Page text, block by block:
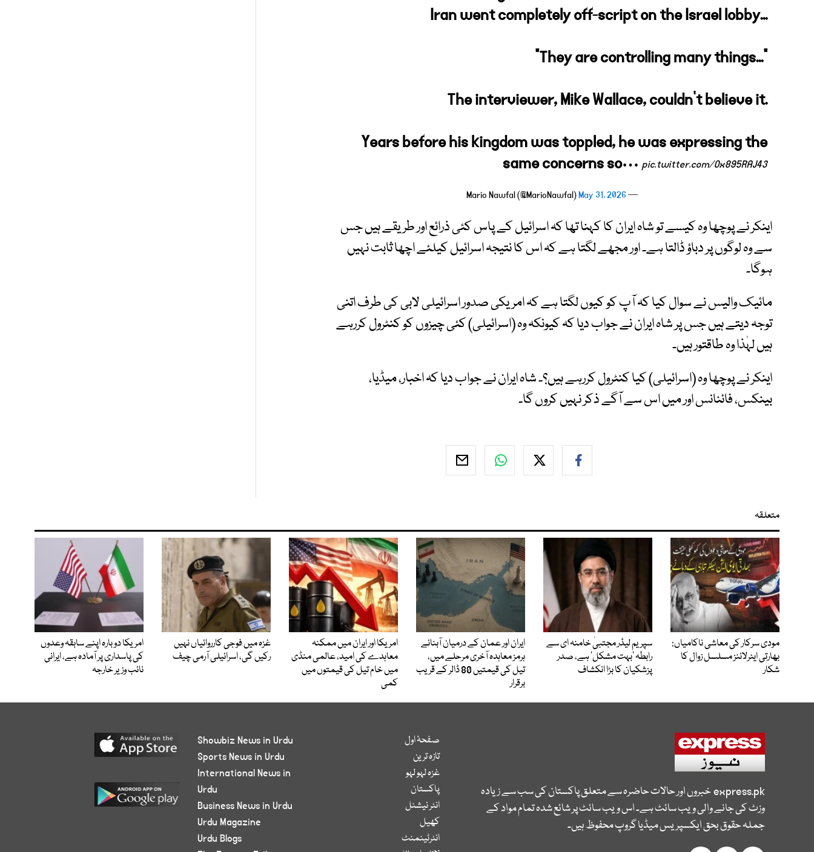
Iran went completely off-script on the Israel lobby...
"They are controlling many things..."
The interviewer, Mike Wallace, couldn't believe it.
Years before his kingdom was toppled, he was expressing the
same concerns so…pic.twitter.com/Ox895RAJ43
— Mario Nawfal (@MarioNawfal)
May 31, 2026
اینکر نے پوچھا وہ کیسے تو شاہ ایران کا کہنا تھا کہ اسرائیل کے پاس کئی ذرائع اور طریقے ہیں جس
سے وہ لوگوں پر دباؤ ڈالتا ہے۔ اور مجھے لگتا ہے کہ اس کا نتیجہ اسرائیل کیلئے اچھا ثابت نہیں
ہوگا۔
مائیک والیس نے سوال کیا کہ آپ کو کیوں لگتا ہے کہ امریکی صدور اسرائیلی لابی کی طرف اتنی
توجہ دیتے ہیں جس پر شاہ ایران نے جواب دیا کہ کیونکہ وہ (اسرائیلی) کئی چیزوں کو کنٹرول کررہے
ہیں لہٰذا وہ طاقتور ہیں۔
اینکر نے پوچھا وہ (اسرائیلی) کیا کنٹرول کررہے ہیں؟۔ شاہ ایران نے جواب دیا کہ اخبار، میڈیا،
بینکس، فائنانس اور میں اس سے آگے ذکر نہیں کروں گا۔
متعلقہ
مودی سرکار کی معاشی ناکامیاں:
بھارتی ایئرلائنز مسلسل زوال کا
شکار
سپریم لیڈر مجتبیٰ خامنہ ای سے
رابطہ ’بہت مشکل‘ ہے، صدر
پزشکیان کا بڑا انکشاف
ایران اور عمان کے درمیان آبنائے
ہرمز معاہدہ آخری مرحلے میں،
تیل کی قیمتیں 80 ڈالر کے قریب
برقرار
امریکا اور ایران میں ممکنہ
معاہدے کی امید، عالمی منڈی
میں خام تیل کی قیمتوں میں
کمی
غزہ میں فوجی کارروائیاں نہیں
رکیں گی، اسرائیلی آرمی چیف
امریکا دوبارہ اپنے سابقہ وعدوں
کی پاسداری پر آمادہ ہے، ایرانی
نائب وزیر خارجہ
express.pkخبروں اور حالات حاضرہ سے متعلق پاکستان کی سب سے زیادہ
وزٹ کی جانے والی ویب سائٹ ہے۔ اس ویب سائٹ پر شائع شدہ تمام مواد کے
جملہ حقوق بحق ایکسپریس میڈیا گروپ محفوظ ہیں۔
صفحۂ اول
تازہ ترین
غزہ لہو لہو
پاکستان
انٹر نیشنل
کھیل
انٹرٹینمنٹ
Showbiz News in Urdu
Sports News in Urdu
International News in
Urdu
Business News in Urdu
Urdu Magazine
Urdu Blogs